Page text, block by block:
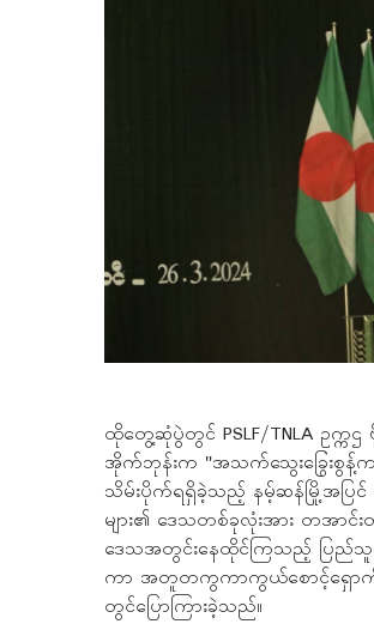
ထိုတွေ့ဆုံပွဲတွင် PSLF/TNLA ဥက္ကဌ
အိုက်ဘုန်းက "အသက်သွေးခြွေးစွ
သိမ်းပိုက်ရရှိခဲ့သည့် နမ့်ဆန်မြို့အပြင်
များ၏ ဒေသတစ်ခုလုံးအား တအာင်
ဒေသအတွင်းနေထိုင်ကြသည့် ပြည်သူလူ
ကာ အတူတကွကာကွယ်စောင့်ရှောက်
တွင်ပြောကြားခဲ့သည်။